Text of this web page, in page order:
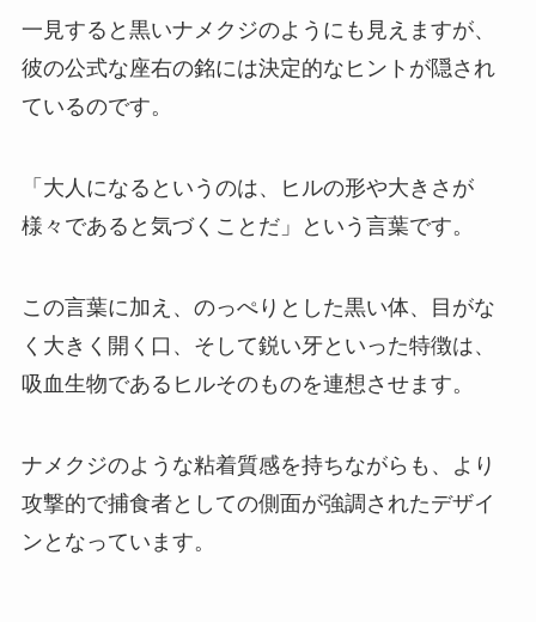
一見すると黒いナメクジのようにも見えますが、
彼の公式な座右の銘には決定的なヒントが隠され
ているのです。
「大人になるというのは、ヒルの形や大きさが
様々であると気づくことだ」という言葉です。
この言葉に加え、のっぺりとした黒い体、目がな
く大きく開く口、そして鋭い牙といった特徴は、
吸血生物であるヒルそのものを連想させます。
ナメクジのような粘着質感を持ちながらも、より
攻撃的で捕食者としての側面が強調されたデザイ
ンとなっています。